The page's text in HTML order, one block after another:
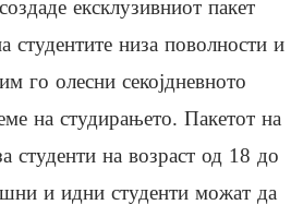
ексклузивниот пакет
низа поволности и
го олесни секојдневното
на студирањето. Пакетот на
студенти на возраст од 18 до
и идни студенти можат да